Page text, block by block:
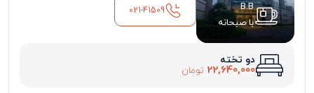
B.B
با صبحانه
021-41509
دو تخته
22,640,000 تومان